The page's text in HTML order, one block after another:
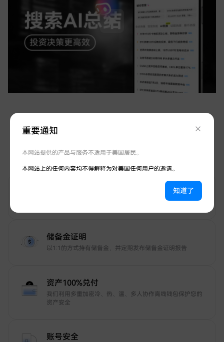
护账号安全
储备金证明
以1:1的方式持有储备金，并定期发布储备金证明报告
资产100%兑付
我们利用多重加密冷、热、温、多人协作离线钱包保护您的
资产安全
账号安全
重要通知
本网站提供的产品与服务不适用于美国居民。
本网站上的任何内容均不得解释为对美国任何用户的邀请。
知道了